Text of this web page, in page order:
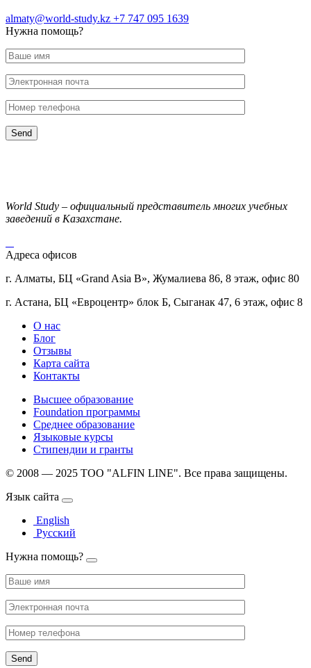
almaty@world-study.kz +7 747 095 1639
Нужна помощь?
World Study – официальный представитель многих учебных
заведений в Казахстане.
Адреса офисов
г. Алматы, БЦ «Grand Asia B», Жумалиева 86, 8 этаж, офис 80
г. Астана, БЦ «Евроцентр» блок Б, Сыганак 47, 6 этаж, офис 8
О нас
Блог
Отзывы
Карта сайта
Контакты
Высшее образование
Foundation программы
Среднее образование
Языковые курсы
Стипендии и гранты
© 2008 — 2025 ТОО "ALFIN LINE". Все права защищены.
Язык сайта
English
Русский
Нужна помощь?